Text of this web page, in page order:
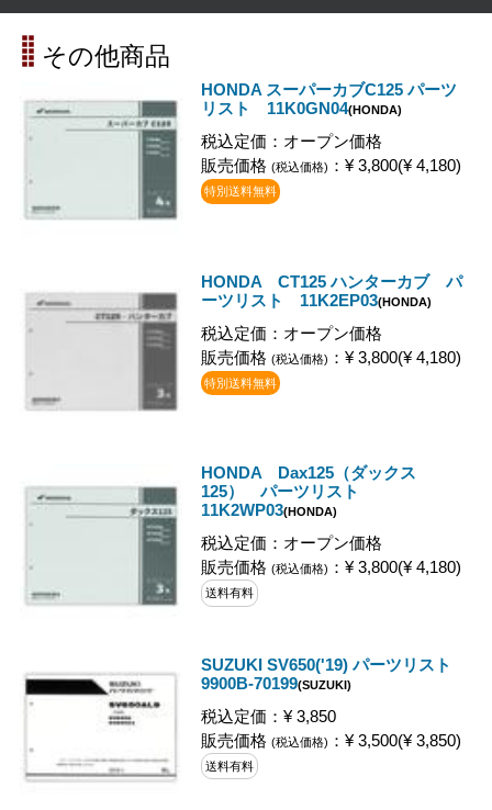
その他商品
HONDA スーパーカブC125 パーツ
リスト 11K0GN04(HONDA)
税込定価：オープン価格
販売価格 (税込価格) ：¥ 3,800(¥ 4,180)
特別送料無料
HONDA CT125 ハンターカブ パ
ーツリスト 11K2EP03(HONDA)
税込定価：オープン価格
販売価格 (税込価格) ：¥ 3,800(¥ 4,180)
特別送料無料
HONDA Dax125（ダックス
125） パーツリスト
11K2WP03(HONDA)
税込定価：オープン価格
販売価格 (税込価格) ：¥ 3,800(¥ 4,180)
送料有料
SUZUKI SV650('19) パーツリスト
9900B-70199(SUZUKI)
税込定価：¥ 3,850
販売価格 (税込価格) ：¥ 3,500(¥ 3,850)
送料有料